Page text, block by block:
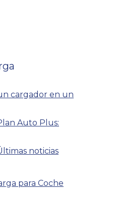
cargador en un
Auto Plus:
noticias
para Coche